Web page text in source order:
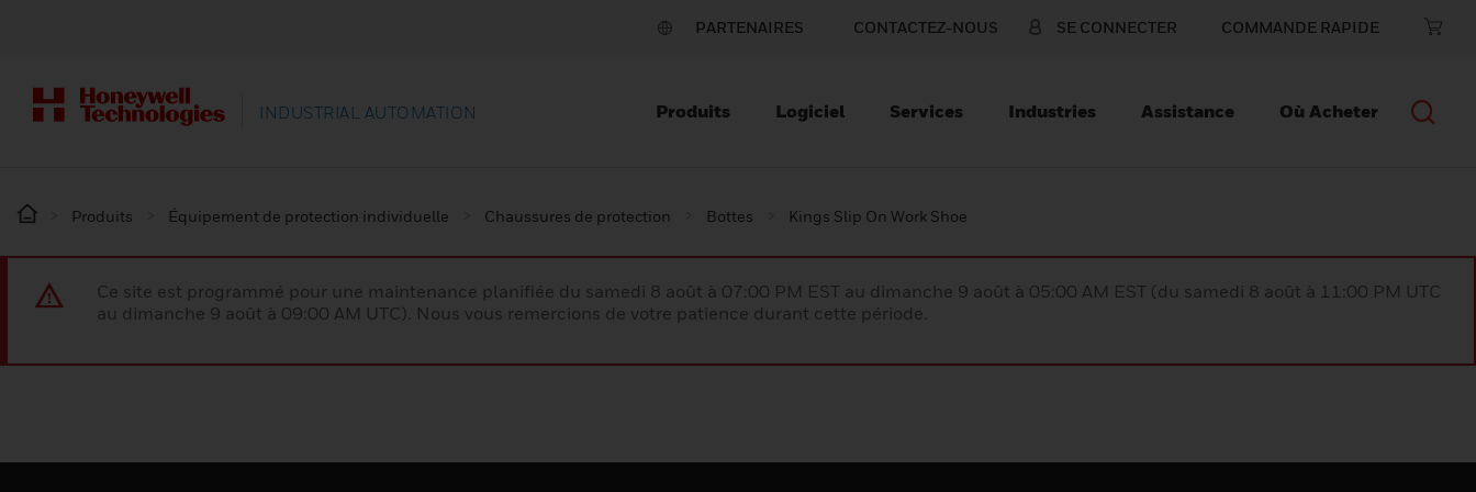
PARTENAIRES CONTACTEZ-NOUS SE CONNECTER COMMANDE RAPIDE
INDUSTRIAL AUTOMATION Produits Logiciel Services Industries Assistance Où Acheter
Produits Équipement de protection individuelle Chaussures de protection Bottes Kings Slip On Work Shoe
Ce site est programmé pour une maintenance planifiée du samedi 8 août à 07:00 PM EST au dimanche 9 août à 05:00 AM EST (du samedi 8 août à 11:00 PM UTC
au dimanche 9 août à 09:00 AM UTC). Nous vous remercions de votre patience durant cette période.